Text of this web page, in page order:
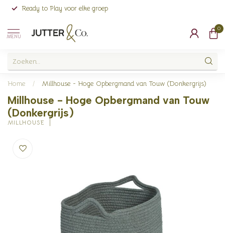
Ready to Play voor elke groep
MENU
0
Home / Millhouse - Hoge Opbergmand van Touw (Donkergrijs)
Millhouse - Hoge Opbergmand van Touw
(Donkergrijs)
MILLHOUSE